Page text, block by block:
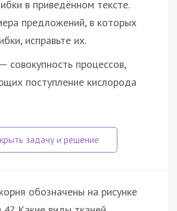
в приведённом тексте.
предложений, в которых
исправьте их.
совокупность процессов,
поступление кислорода
обозначены на рисунке